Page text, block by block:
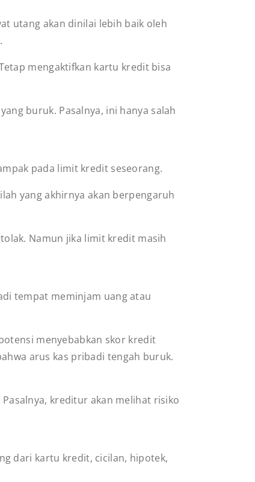
utang akan dinilai lebih baik oleh
mengaktifkan kartu kredit bisa
buruk. Pasalnya, ini hanya salah
pada limit kredit seseorang.
yang akhirnya akan berpengaruh
Namun jika limit kredit masih
tempat meminjam uang atau
menyebabkan skor kredit
arus kas pribadi tengah buruk.
kreditur akan melihat risiko
dari kartu kredit, cicilan, hipotek,